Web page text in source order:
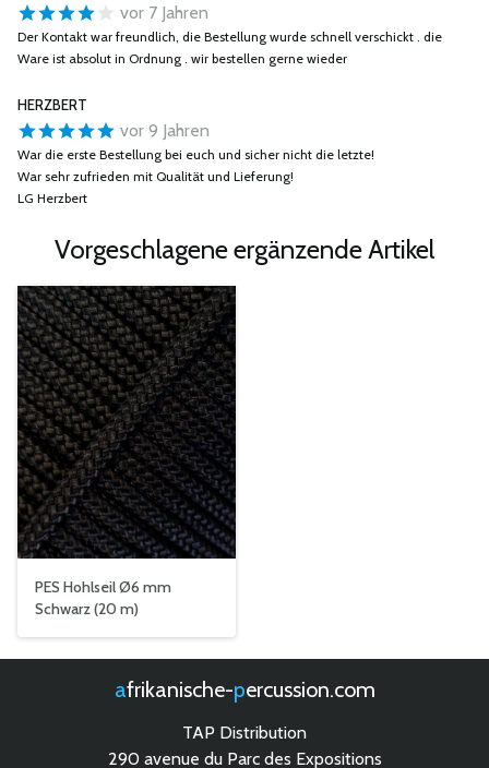
vor 7 Jahren
Der Kontakt war freundlich, die Bestellung wurde schnell verschickt . die
Ware ist absolut in Ordnung . wir bestellen gerne wieder
HERZBERT
vor 9 Jahren
War die erste Bestellung bei euch und sicher nicht die letzte!
War sehr zufrieden mit Qualität und Lieferung!
LG Herzbert
Vorgeschlagene ergänzende Artikel
PES Hohlseil Ø6 mm
Schwarz (20 m)
afrikanische- percussion.com
TAP Distribution
290 avenue du Parc des Expositions